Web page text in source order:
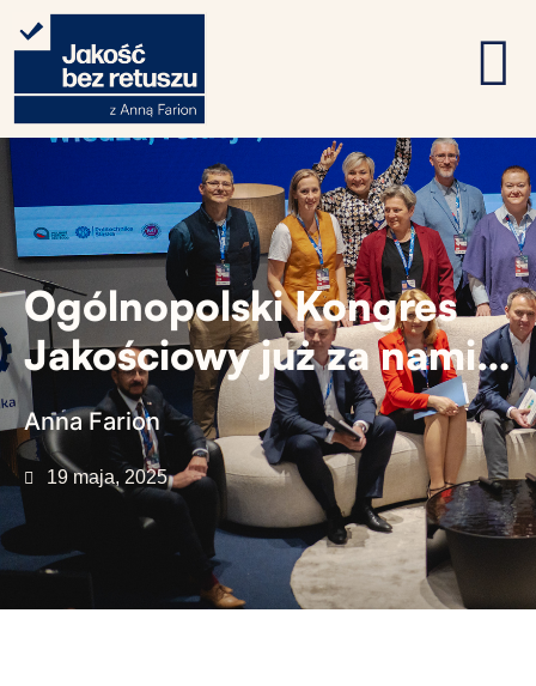
Ogólnopolski Kongres
Jakościowy już za nami…
Anna Farion
19 maja, 2025